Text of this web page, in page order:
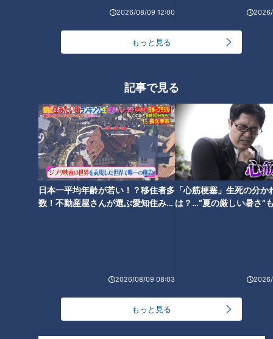
2026/08/09 12:00
もっと見る
記事で見る
日本一平均年齢が若い！？移住者多
数！不動産屋さんが選ぶ愛知住みた
2026/08/09 08:03
「心筋梗塞」生死の分か
は？…“夏の厳しい暑さ”
もっと見る
街でインタビューしてみても「秋の方が、お腹が空く」という
声がありました。夏バテからの回復、旬のおいしい食材、基礎
代謝の影響などが食欲の秋に繋がると考えられる中、大きな要
因の一つが「セロトニン」です。
（管理栄養士・岩崎小百合さん）
「セロトニンという、脳内の神経伝達物質も関係している」
くなると言われています。しかし、不足するとイライラなど不
安定な感情や、食欲をコントロールしにくい状態になってしま
うというのです。